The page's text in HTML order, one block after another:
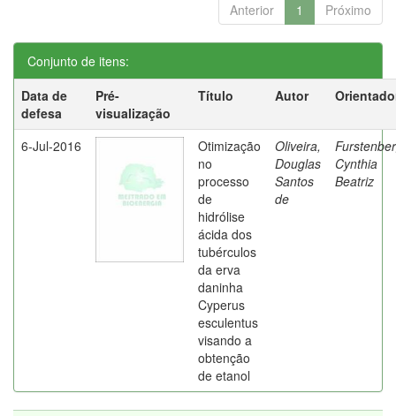
Anterior 1 Próximo
Conjunto de itens:
Data de
defesa
Pré-
visualização
Título Autor
6-Jul-2016
Otimização
no
processo
de
hidrólise
ácida dos
tubérculos
da erva
daninha
Cyperus
esculentus
visando a
obtenção
de etanol
Oliveira,
Douglas
Santos
de
Cynthia
Beatriz